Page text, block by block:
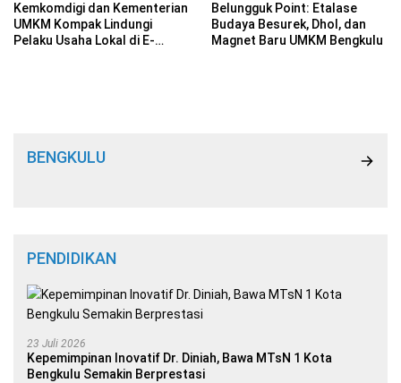
Kemkomdigi dan Kementerian
UMKM Kompak Lindungi
Pelaku Usaha Lokal di E-
Belungguk Point: Etalase
Budaya Besurek, Dhol, dan
Magnet Baru UMKM Bengkulu
BENGKULU
PENDIDIKAN
23 Juli 2026
Kepemimpinan Inovatif Dr. Diniah, Bawa MTsN 1 Kota
Bengkulu Semakin Berprestasi